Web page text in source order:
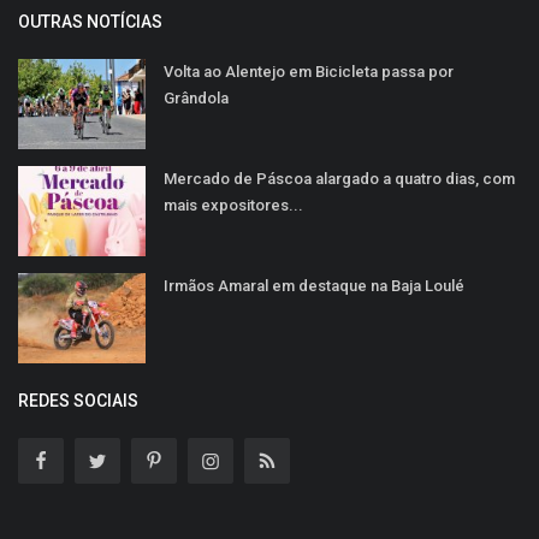
OUTRAS NOTÍCIAS
Volta ao Alentejo em Bicicleta passa por
Grândola
Mercado de Páscoa alargado a quatro dias, com
mais expositores...
Irmãos Amaral em destaque na Baja Loulé
REDES SOCIAIS